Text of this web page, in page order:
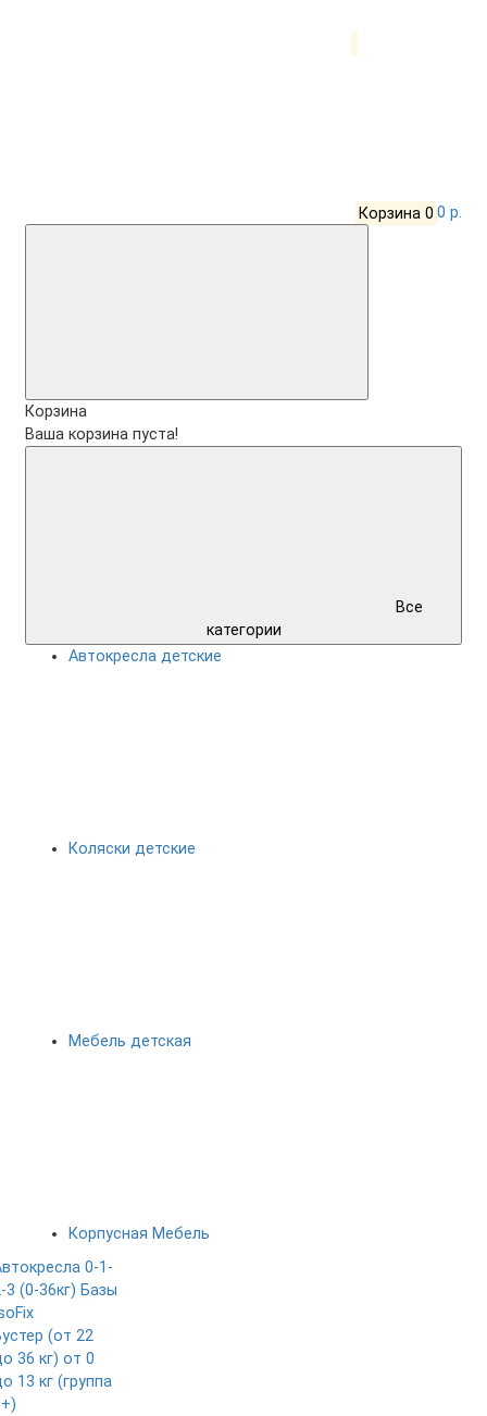
Корзина 0 0 р.
Корзина
Ваша корзина пуста!
Все
категории
Автокресла детские
Коляски детские
Мебель детская
Корпусная Мебель
0-1-
3 (0-36кг) Базы
(от 22
36 кг) от 0
13 кг (группа